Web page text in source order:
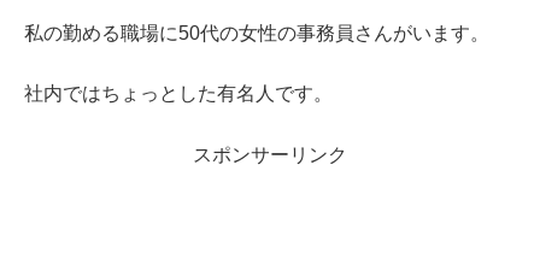
私の勤める職場に50代の女性の事務員さんがいます。
社内ではちょっとした有名人です。
スポンサーリンク